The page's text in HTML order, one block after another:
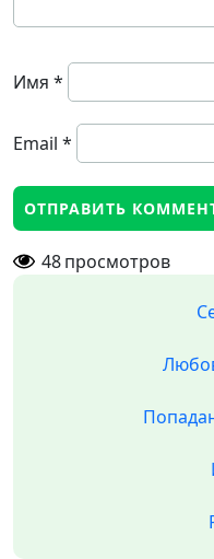
Имя *
Email *
48просмотров